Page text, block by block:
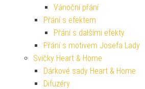
Vánoční přání
Přání s efektem
Přání s dalšími efekty
Přání s motivem Josefa Lady
Svíčky Heart & Home
Dárkové sady Heart & Home
Difuzéry